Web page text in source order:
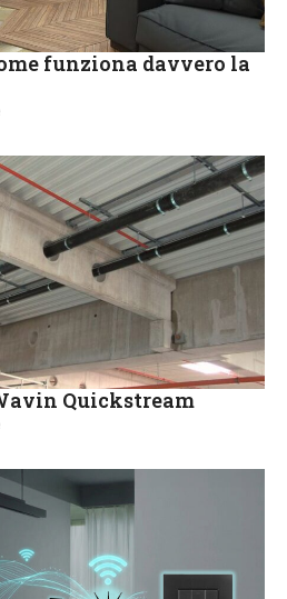
funziona davvero la
Quickstream